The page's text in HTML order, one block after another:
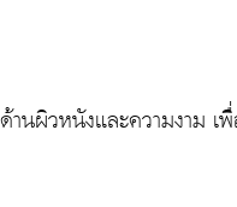
วหนังและความงาม เ